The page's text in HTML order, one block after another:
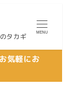
タカギ MENU
お気軽にお